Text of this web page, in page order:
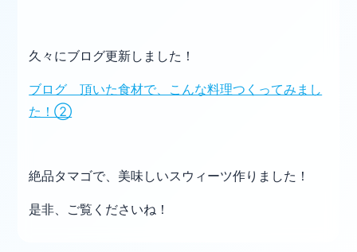
久々にブログ更新しました！
ブログ 頂いた食材で、こんな料理つくってみまし
た！②
絶品タマゴで、美味しいスウィーツ作りました！
是非、ご覧くださいね！